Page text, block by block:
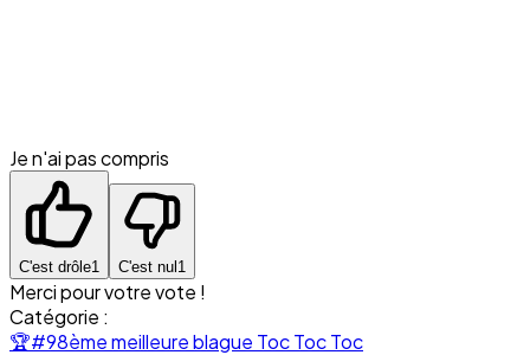
Je n'ai pas compris
C'est drôle1 C'est nul 1
Merci pour votre vote !
Catégorie :
🏆#98ème meilleure blague Toc Toc Toc